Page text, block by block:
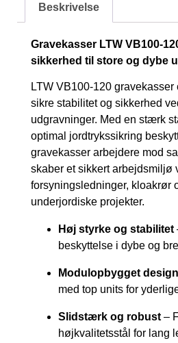
Beskrivelse
Gravekasser LTW VB100-
sikkerhed til store og dybe
LTW VB100-120 gravekasser
sikre stabilitet og sikkerhed
udgravninger. Med en stærk
optimal jordtrykssikring
gravekasser arbejdere mod
skaber et sikkert arbejdsmiljø
forsyningsledninger, kloakrør
underjordiske projekter.
Høj styrke og stabilitet
beskyttelse i dybe og
Modulopbygget design
med top units for
Slidstærk og robust –
højkvalitetsstål for lang